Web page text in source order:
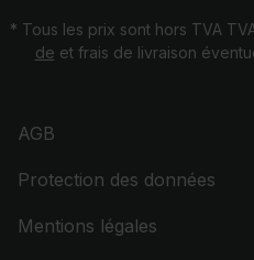
* Tous les prix sont hors TVA
de et frais de livraison
AGB
Protection des données
Mentions légales